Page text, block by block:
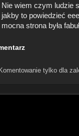
Nie wiem czym ludzie
jakby to powiedzieć
mocna strona była
Komentowanie tylko dla